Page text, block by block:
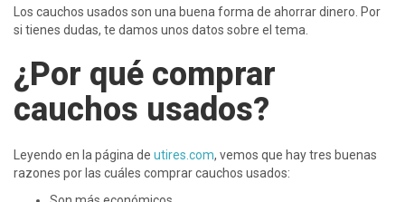
Los cauchos usados son una buena forma de ahorrar dinero. Por
si tienes dudas, te damos unos datos sobre el tema.
¿Por qué comprar
cauchos usados?
Leyendo en la página de utires.com, vemos que hay tres buenas
razones por las cuáles comprar cauchos usados: